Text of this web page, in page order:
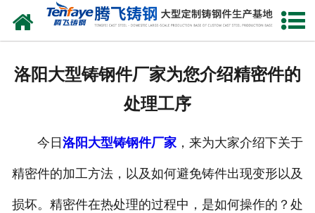
网站首页
生产能力
洛阳大型铸钢件厂家为您介绍精密件的
处理工序
今日 洛阳大型铸钢件厂家，来为大家介绍下关于
精密件的加工方法，以及如何避免铸件出现变形以及
损坏。精密件在热处理的过程中，是如何操作的？处